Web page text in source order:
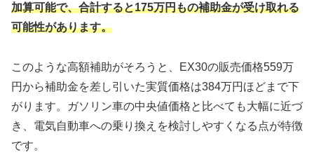
加算可能で、合計すると175万円もの補助金が受け取れる
可能性があります。
このような高額補助がそろうと、EX30の販売価格559万
円から補助金を差し引いた実質価格は384万円ほどまで下
がります。ガソリン車の中央値価格と比べても大幅に近づ
き、電気自動車への乗り換えを検討しやすくなる点が特徴
です。